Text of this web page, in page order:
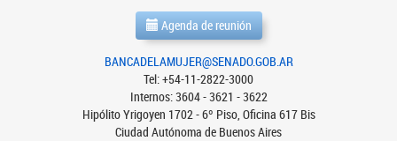
Agenda de reunión
BANCADELAMUJER@SENADO.GOB.AR
Tel: +54-11-2822-3000
Internos: 3604 - 3621 - 3622
Hipólito Yrigoyen 1702 - 6º Piso, Oficina 617 Bis
Ciudad Autónoma de Buenos Aires